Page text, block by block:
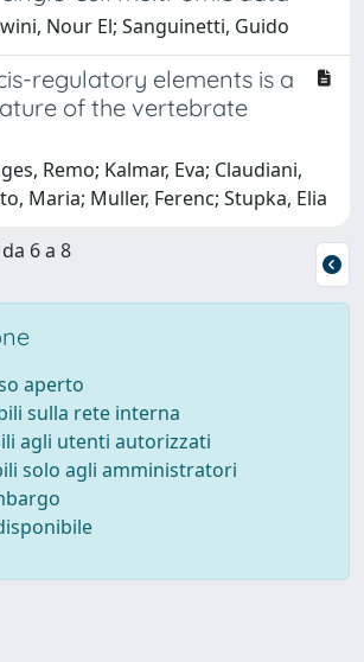
Nour El; Sanguinetti, Guido
regulatory elements is a
of the vertebrate
Remo; Kalmar, Eva; Claudiani,
Maria; Muller, Ferenc; Stupka, Elia
6 a 8
aperto
sulla rete interna
agli utenti autorizzati
solo agli amministratori